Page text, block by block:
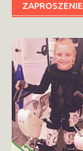
ZAPROSZENIE